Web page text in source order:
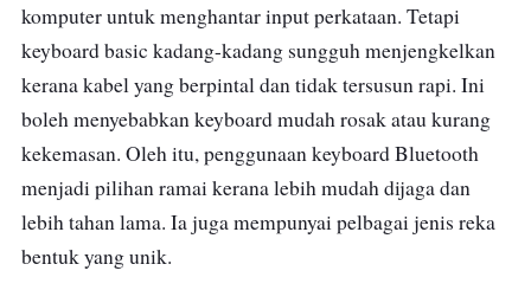
komputer untuk menghantar input perkataan. Tetapi
keyboard basic kadang-kadang sungguh menjengkelkan
kerana kabel yang berpintal dan tidak tersusun rapi. Ini
boleh menyebabkan keyboard mudah rosak atau kurang
kekemasan. Oleh itu, penggunaan keyboard Bluetooth
menjadi pilihan ramai kerana lebih mudah dijaga dan
lebih tahan lama. Ia juga mempunyai pelbagai jenis reka
bentuk yang unik.